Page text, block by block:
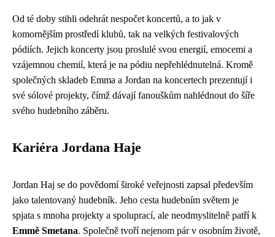
Od té doby stihli odehrát nespočet koncertů, a to jak v
komornějším prostředí klubů, tak na velkých festivalových
pódiích. Jejich koncerty jsou proslulé svou energií, emocemi a
vzájemnou chemií, která je na pódiu nepřehlédnutelná. Kromě
společných skladeb Emma a Jordan na koncertech prezentují i
své sólové projekty, čímž dávají fanouškům nahlédnout do šíře
svého hudebního záběru.
Kariéra Jordana Haje
Jordan Haj se do povědomí široké veřejnosti zapsal především
jako talentovaný hudebník. Jeho cesta hudebním světem je
spjata s mnoha projekty a spoluprací, ale neodmyslitelně patří k
Emmě Smetana. Společně tvoří nejenom pár v osobním životě,